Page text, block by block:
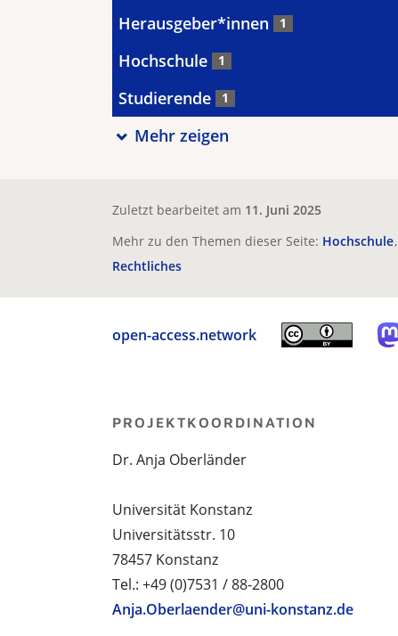
Herausgeber*innen 1
Hochschule 1
Studierende 1
Mehr zeigen
Zuletzt bearbeitet am 11. Juni 2025
Mehr zu den Themen dieser Seite: Hochschule
Rechtliches
open-access.network
PROJEKTKOORDINATION
Dr. Anja Oberländer
Universität Konstanz
Universitätsstr. 10
78457 Konstanz
Tel.: +49 (0)7531 / 88-2800
Anja.Oberlaender@uni-konstanz.de